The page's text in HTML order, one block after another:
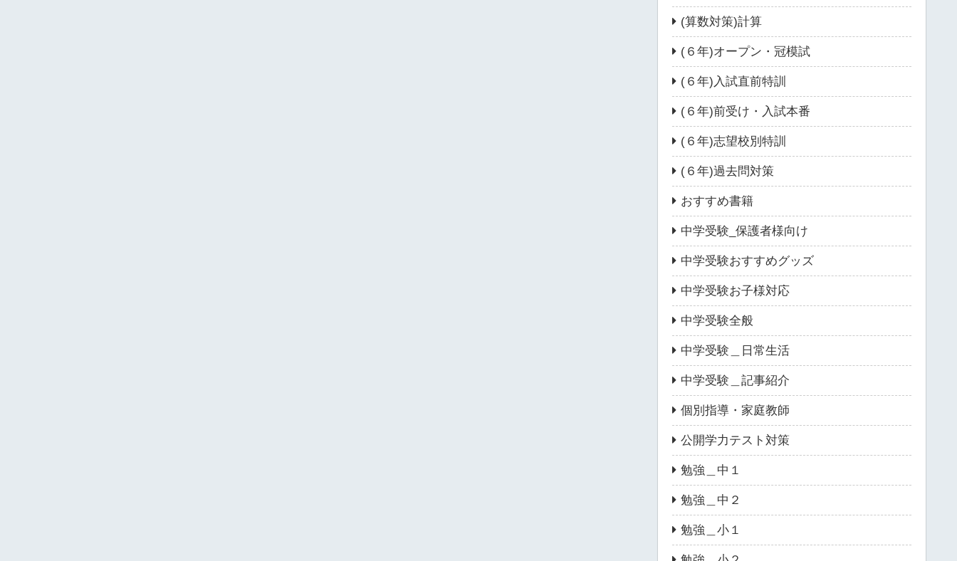
(算数対策)計算
(６年)オープン・冠模試
(６年)入試直前特訓
(６年)前受け・入試本番
(６年)志望校別特訓
(６年)過去問対策
おすすめ書籍
中学受験_保護者様向け
中学受験おすすめグッズ
中学受験お子様対応
中学受験全般
中学受験＿日常生活
中学受験＿記事紹介
個別指導・家庭教師
公開学力テスト対策
勉強＿中１
勉強＿中２
勉強＿小１